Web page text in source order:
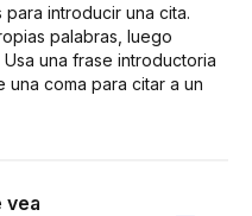
introducir una cita.
palabras, luego
una frase introductoria
coma para citar a un
vea